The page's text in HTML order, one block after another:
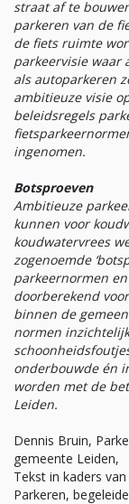
straat af te
parkeren van de
de fiets ruimte
parkeervisie waar
als autoparkeren
ambitieuze visie
beleidsregels
ingenomen.
Botsproeven
Ambitieuze
kunnen voor
koudwatervrees
zogenoemde
parkeernormen
doorberekend
binnen de
normen
onderbouwde én
worden met de
Leiden.
Dennis Bruin,
gemeente Leiden,
Tekst in kaders
Parkeren,